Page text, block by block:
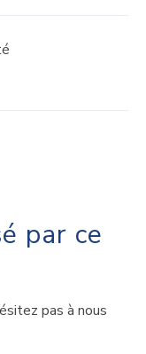
par ce
pas à nous